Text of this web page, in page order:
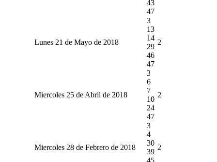
43
47
Lunes 21 de Mayo de 2018
3
13
14
29
46
47
2
Miercoles 25 de Abril de 2018
3
6
7
10
24
47
2
Miercoles 28 de Febrero de 2018
3
4
30
39
45
2